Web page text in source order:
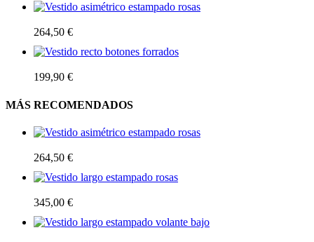
264,50 €
199,90 €
MÁS RECOMENDADOS
264,50 €
345,00 €